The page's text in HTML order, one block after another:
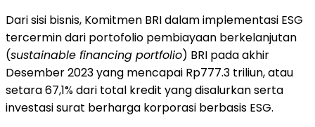
Dari sisi bisnis, Komitmen BRI dalam implementasi ESG
tercermin dari portofolio pembiayaan berkelanjutan
(sustainable financing portfolio) BRI pada akhir
Desember 2023 yang mencapai Rp777.3 triliun, atau
setara 67,1% dari total kredit yang disalurkan serta
investasi surat berharga korporasi berbasis ESG.